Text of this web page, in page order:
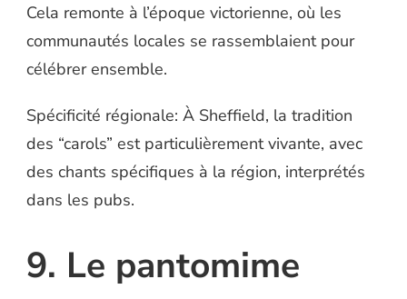
Cela remonte à l’époque victorienne, où les
communautés locales se rassemblaient pour
célébrer ensemble.
Spécificité régionale: À Sheffield, la tradition
des “carols” est particulièrement vivante, avec
des chants spécifiques à la région, interprétés
dans les pubs.
9. Le pantomime